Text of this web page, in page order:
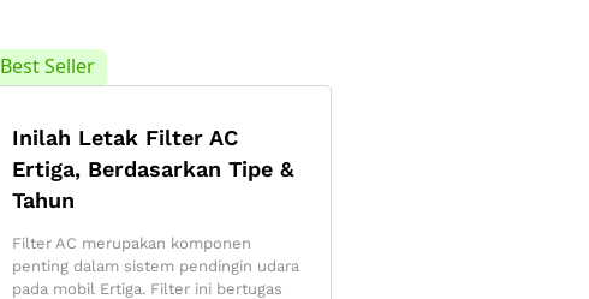
Best Seller
Inilah Letak Filter AC
Ertiga, Berdasarkan Tipe &
Tahun
Filter AC merupakan komponen
penting dalam sistem pendingin udara
pada mobil Ertiga. Filter ini bertugas